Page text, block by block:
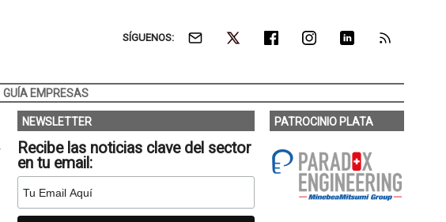
SÍGUENOS:
GUÍA EMPRESAS
NEWSLETTER
Recibe las noticias clave del sector
en tu email:
PATROCINIO PLATA